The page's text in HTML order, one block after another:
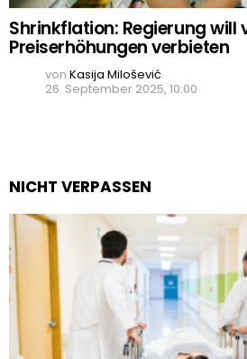
Shrinkflation: Regierung will
Preiserhöhungen verbieten
von Kasija Milošević
26. September 2025, 10:00
NICHT VERPASSEN